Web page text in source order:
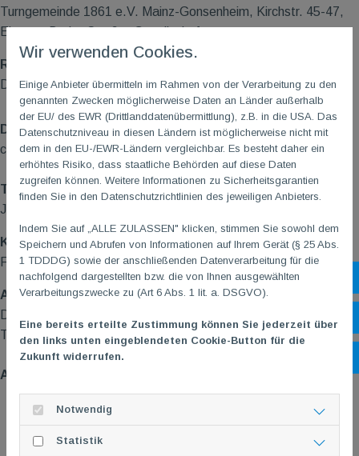
Turngemeinde 1861 e.V. Mainz-Gonsenheim, Kirchstr. 45-47,
Eingang Breite Straße, Gesellschaftsraum
Referent?
Dr. Eidner, Orthopäde und Unfallchirurg aus Mainz-Gonsenheim
Dauer?
ca. 2 Std.
Teilnehmer/Teilnehmerzahl?
Jeder ist willkommen! Max. 30
Kosten?
Freier Eintritt - gerne eine Spende für TGMJugendkasse
Anreise/Anfahrt?
Die An- und Abfahrt liegt in der Eigenverantwortung der
Teilnehmer*Innen.
Anmeldung?
Anmeldeschluss: So., 03.11.2024
per E-Mail anseniorenberatung@tgm-gonsenheim.de
Mobil unter 0176/45020893
Wir verwenden Cookies.
Einige Anbieter übermitteln im Rahmen von der Verarbeitung zu den
genannten Zwecken möglicherweise Daten an Länder außerhalb
der EU/ des EWR (Drittlanddatenübermittlung), z.B. in die USA. Das
Datenschutzniveau in diesen Ländern ist möglicherweise nicht mit
dem in den EU-/EWR-Ländern vergleichbar. Es besteht daher ein
erhöhtes Risiko, dass staatliche Behörden auf diese Daten
zugreifen können. Weitere Informationen zu Sicherheitsgarantien
finden Sie in den Datenschutzrichtlinien des jeweiligen Anbieters.
Indem Sie auf „ALLE ZULASSEN" klicken, stimmen Sie sowohl dem
Speichern und Abrufen von Informationen auf Ihrem Gerät (§ 25 Abs.
1 TDDDG) sowie der anschließenden Datenverarbeitung für die
nachfolgend dargestellten bzw. die von Ihnen ausgewählten
Verarbeitungszwecke zu (Art 6 Abs. 1 lit. a. DSGVO).
Eine bereits erteilte Zustimmung können Sie jederzeit über
den links unten eingeblendeten Cookie-Button für die
Zukunft widerrufen.
Notwendig
Statistik